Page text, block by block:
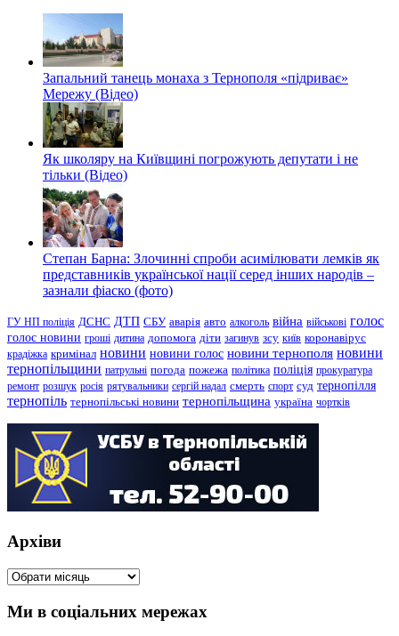
Запальний танець монаха з Тернополя «підриває»
Мережу (Відео)
Як школяру на Київщині погрожують депутати і не
тільки (Відео)
Степан Барна: Злочинні спроби асимілювати лемків як
представників української нації серед інших народів –
зазнали фіаско (фото)
ГУ НП поліція ДСНС ДТП СБУ аварія авто алкоголь війна військові голос
голос новини гроші дитина допомога діти загинув зсу київ коронавірус
крадіжка кримінал новини новини голос новини тернополя новини
тернопільщини патрульні погода пожежа політика поліція прокуратура
ремонт розшук росія рятувальники сергій надал смерть спорт суд тернопілля
тернопіль тернопільські новини тернопільщина україна чортків
Архіви
Архіви
Ми в соціальних мережах